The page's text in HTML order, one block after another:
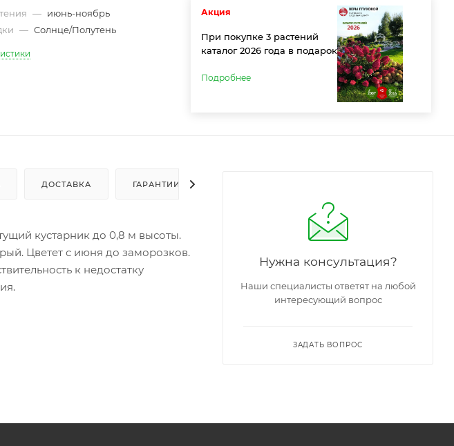
— июнь-ноябрь
— Солнце/Полутень
Акция
При покупке 3 растений
каталог 2026 года в подарок
Подробнее
ДОСТАВКА ГАРАНТИИ
кустарник до 0,8 м высоты.
Цветет с июня до заморозков.
к недостатку
Нужна консультация?
Наши специалисты ответят на любой
интересующий вопрос
ЗАДАТЬ ВОПРОС